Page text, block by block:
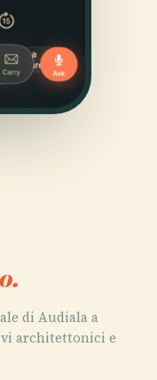
di Audiala a
architettonici e